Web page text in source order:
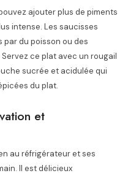
ajouter plus de piments
intense. Les saucisses
du poisson ou des
ce plat avec un rougail
sucrée et acidulée qui
du plat.
et
au réfrigérateur et ses
Il est délicieux